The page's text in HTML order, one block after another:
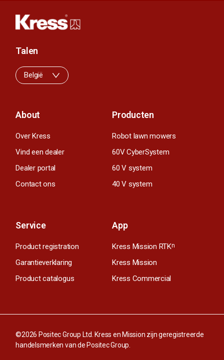
About
Over Kress
Vind een dealer
Dealer portal
Contact ons
Producten
Robot lawn mowers
60V CyberSystem
60 V system
40 V system
Service
Product registration
Garantieverklaring
Product catalogus
App
Kress Mission RTKn
Kress Mission
Kress Commercial
Talen
België
©2026 Positec Group Ltd. Kress en Mission zijn geregistreerde
handelsmerken van de Positec Group.